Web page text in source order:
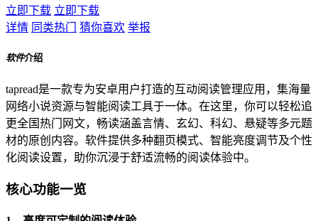
立即下载 立即下载
详情 同类热门 猜你喜欢 举报
软件介绍
tapread是一款专为安卓用户打造的互动阅读管理应用，集海量
网络小说资源与智能阅读工具于一体。在这里，你可以轻松追
更全国热门网文，畅读涵盖言情、玄幻、科幻、悬疑等多元题
材的原创内容。软件提供多种翻页模式、智能亮度调节及个性
化阅读设置，助你沉浸于舒适流畅的阅读体验中。
核心功能一览